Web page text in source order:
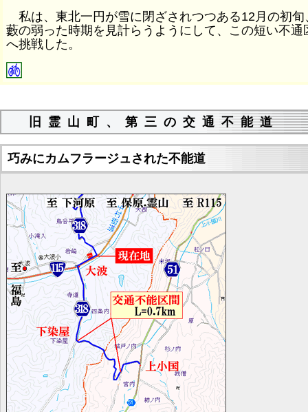
私は、東北一円が雪に閉ざされつつある12月の初旬
藪の弱った時期を見計らうようにして、この短い不通
へ挑戦した。
旧霊山町、第三の交通不能道
巧みにカムフラージュされた不能道